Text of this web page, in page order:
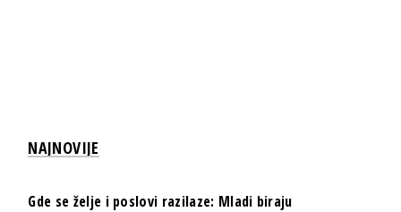
NAJNOVIJE
Gde se želje i poslovi razilaze: Mladi biraju